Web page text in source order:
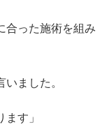
合った施術を組み
ました。
す」